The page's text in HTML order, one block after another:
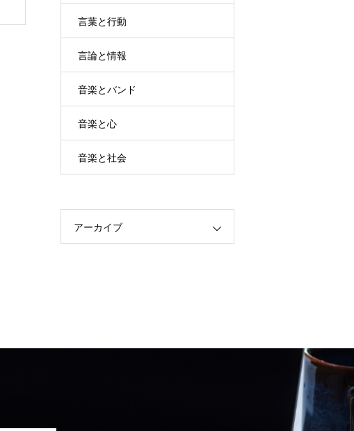
言葉と行動
言論と情報
音楽とバンド
音楽と心
音楽と社会
アーカイブ